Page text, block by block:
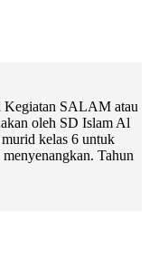
Kegiatan SALAM atau
oleh SD Islam Al
kelas 6 untuk
Tahun